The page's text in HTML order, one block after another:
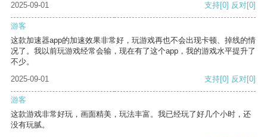
2025-09-01 支持[0] 反对[0]
游客
这款加速器app的加速效果非常好，玩游戏再也不会出现卡顿、掉线的情
况了。我以前玩游戏经常会输，现在有了这个app，我的游戏水平提升了
不少。
2025-09-01
支持[0] 反对[0]
游客
这款游戏非常好玩，画面精美，玩法丰富。我已经玩了好几个小时，还
没有玩腻。